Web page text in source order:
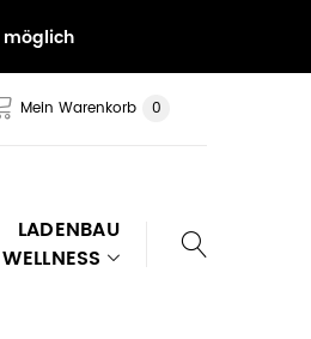
Mein Warenkorb 0
LADENBAU
WELLNESS